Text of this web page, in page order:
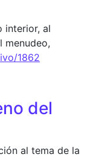
interior, al
menudeo,
1862
del
al tema de la